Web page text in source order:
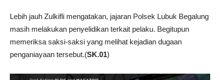
Lebih jauh Zulkifli mengatakan, jajaran Polsek Lubuk Begalung
masih melakukan penyelidikan terkait pelaku. Begitupun
memeriksa saksi-saksi yang melihat kejadian dugaan
penganiayaan tersebut.(SK.01)